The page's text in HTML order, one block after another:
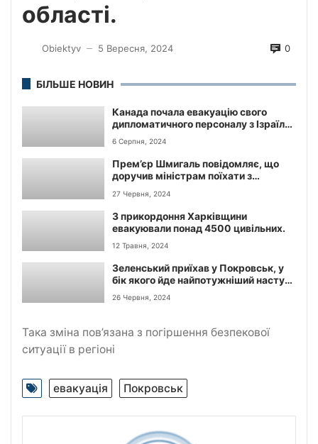
області.
Obiektyv — 5 Вересня, 2024 0
БІЛЬШЕ НОВИН
Канада почала евакуацію свого
дипломатичного персоналу з Ізраїлю,
– повідомляє ізраїльське видання
Yedioth Ahronoth.
6 Серпня, 2024
Прем’єр Шмигаль повідомляє, що
доручив міністрам поїхати з
робочими поїздками в регіони,
особливо прифронтові.
27 Червня, 2024
З прикордоння Харківщини
евакуювали понад 4500 цивільних.
12 Травня, 2024
Зеленський приїхав у Покровськ, у
бік якого йде найпотужніший наступ
РФ, і анонсував відставки в Кабміні.
26 Червня, 2024
Така зміна пов’язана з погіршення безпекової
ситуації в регіоні
евакуація Покровськ